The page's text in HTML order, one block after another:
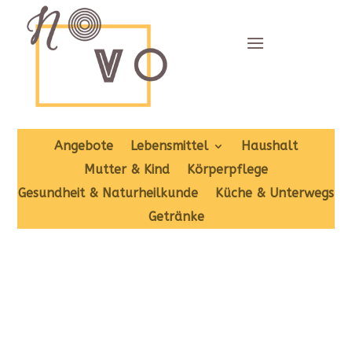
Angebote Lebensmittel
Haushalt
Mutter & Kind
Körperpflege
Gesundheit & Naturheilkunde
Küche & Unterwegs
Getränke